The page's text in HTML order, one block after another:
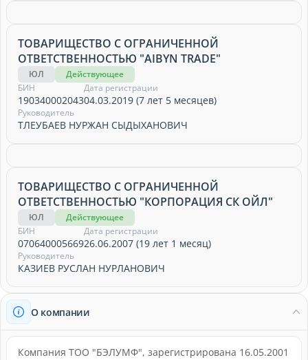
ТОВАРИЩЕСТВО С ОГРАНИЧЕННОЙ
ОТВЕТСТВЕННОСТЬЮ "AIBYN TRADE"
ЮЛ
Действующее
БИН
190340002043
Дата регистрации
04.03.2019 (7 лет 5 месяцев)
Руководитель
ТЛЕУБАЕВ НУРЖАН СЫДЫХАНОВИЧ
ТОВАРИЩЕСТВО С ОГРАНИЧЕННОЙ
ОТВЕТСТВЕННОСТЬЮ "КОРПОРАЦИЯ СК ОЙЛ"
ЮЛ
Действующее
БИН
070640005669
Дата регистрации
26.06.2007 (19 лет 1 месяц)
Руководитель
КАЗИЕВ РУСЛАН НУРЛАНОВИЧ
О компании
Компания ТОО "БЭЛУМФ", зарегистрирована 16.05.2001